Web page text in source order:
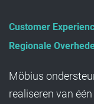
Customer
Regionale
Möbius
realiseren van